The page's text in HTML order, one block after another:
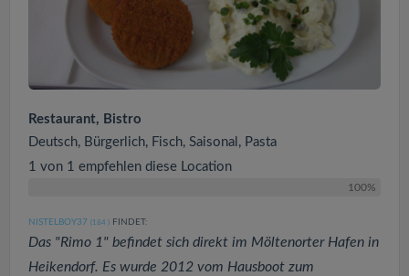
Restaurant, Bistro
Deutsch, Bürgerlich, Fisch, Saisonal, Pasta
1 von 1 empfehlen diese Location
100%
NISTELBOY37 (184 ) FINDET:
Das "Rimo 1" befindet sich direkt im Möltenorter Hafen in
Heikendorf. Es wurde 2012 vom Hausboot zum